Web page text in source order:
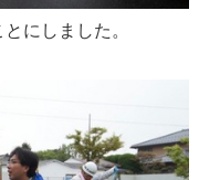
にしました。